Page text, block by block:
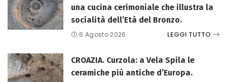
una cucina cerimoniale che illustra la
socialità dell’Età del Bronzo.
6 Agosto 2026 LEGGI TUTTO
CROAZIA. Curzola: a Vela Spila le
ceramiche più antiche d’Europa.